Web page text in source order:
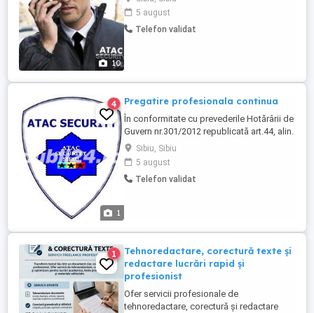
10
corp, agent interventie, transport valori,
dispecer etc. Forma de pregatire este
corespunzatoare si specifica activitatilor
5 august
Telefon validat
1
4 Pregatire profesionala continua
În conformitate cu prevederile Hotărârii de
Guvern nr.301/2012 republicată art.44, alin.
4, fiecare conducător de societate
comercială, institu?ie publică sau
societate de pază este obligată sub
sanc?ionarea contraven?ională să asigure
Sibiu, Sibiu
5 august
Telefon validat
1
Tehnoredactare, corectură texte și
redactare lucrări rapid și
profesionist
Ofer servicii profesionale de
tehnoredactare, corectură și redactare